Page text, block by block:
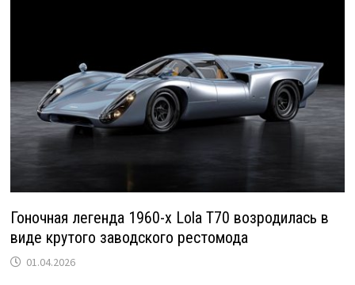
Гоночная легенда 1960-х Lola T70 возродилась в
виде крутого заводского рестомода
01.04.2026